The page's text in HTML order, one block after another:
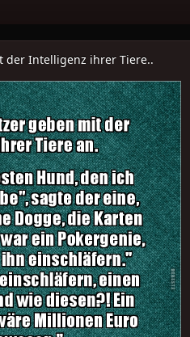
der Intelligenz ihrer Tiere..